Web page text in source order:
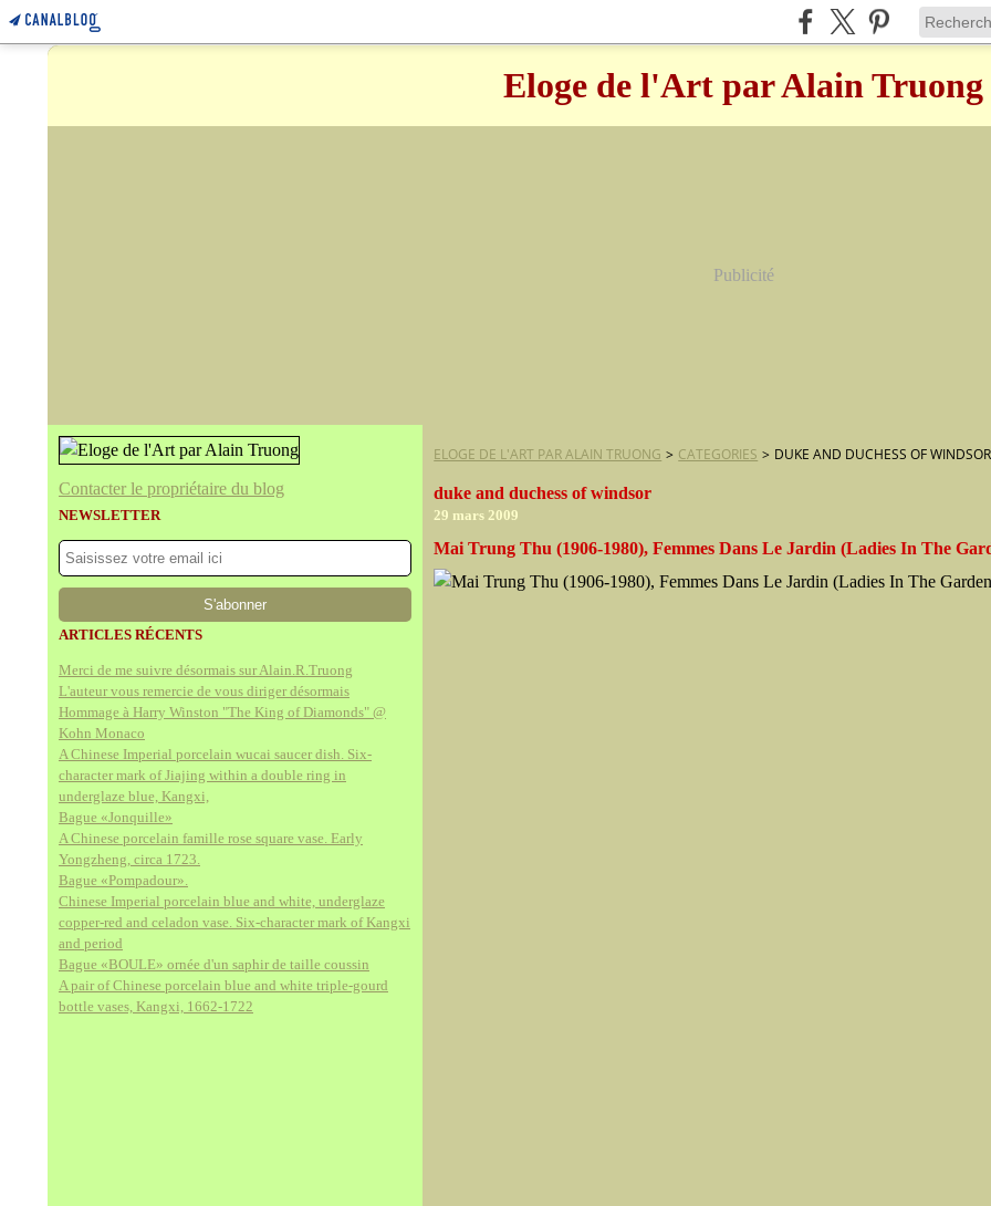
Eloge de l'Art par Alain Truong
Publicité
Contacter le propriétaire du blog
NEWSLETTER
ARTICLES RÉCENTS
Merci de me suivre désormais sur Alain.R.Truong
L'auteur vous remercie de vous diriger désormais
Hommage à Harry Winston "The King of Diamonds" @
Kohn Monaco
A Chinese Imperial porcelain wucai saucer dish. Six-
character mark of Jiajing within a double ring in
underglaze blue, Kangxi,
Bague «Jonquille»
A Chinese porcelain famille rose square vase. Early
Yongzheng, circa 1723.
Bague «Pompadour».
Chinese Imperial porcelain blue and white, underglaze
copper-red and celadon vase. Six-character mark of Kangxi
and period
Bague «BOULE» ornée d'un saphir de taille coussin
A pair of Chinese porcelain blue and white triple-gourd
bottle vases, Kangxi, 1662-1722
ELOGE DE L'ART PAR ALAIN TRUONG > CATEGORIES > DUKE AND DUCHESS OF WINDSOR
duke and duchess of windsor
29 mars 2009
Mai Trung Thu (1906-1980), Femmes Dans Le Jardin (Ladies In The